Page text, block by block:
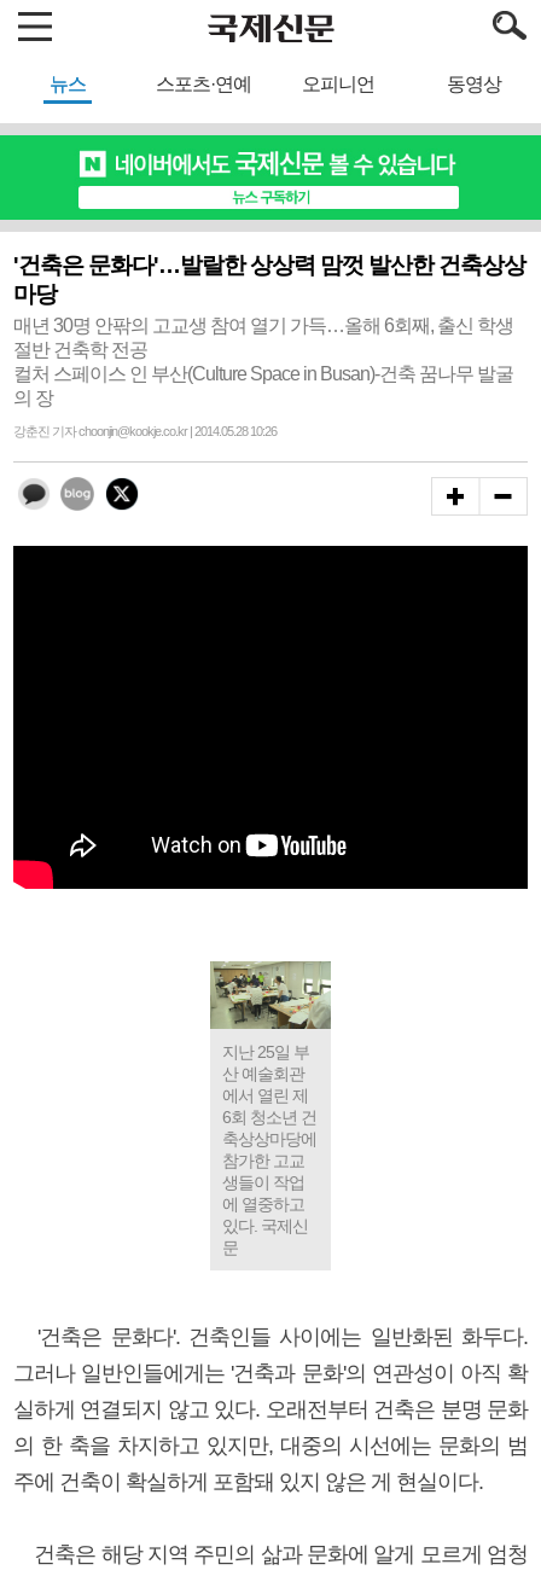
뉴스 스포츠·연예 오피니언 동영상
'건축은 문화다'…발랄한 상상력 맘껏 발산한 건축상상
마당
매년 30명 안팎의 고교생 참여 열기 가득…올해 6회째, 출신 학생
절반 건축학 전공
컬처 스페이스 인 부산(Culture Space in Busan)-건축 꿈나무 발굴
의 장
강춘진 기자 choonjin@kookje.co.kr | 2014.05.28 10:26
지난 25일 부
산 예술회관
에서 열린 제
6회 청소년 건
축상상마당에
참가한 고교
생들이 작업
에 열중하고
있다. 국제신
문
'건축은 문화다'. 건축인들 사이에는 일반화된 화두다.
그러나 일반인들에게는 '건축과 문화'의 연관성이 아직 확
실하게 연결되지 않고 있다. 오래전부터 건축은 분명 문화
의 한 축을 차지하고 있지만, 대중의 시선에는 문화의 범
주에 건축이 확실하게 포함돼 있지 않은 게 현실이다.
건축은 해당 지역 주민의 삶과 문화에 알게 모르게 엄청